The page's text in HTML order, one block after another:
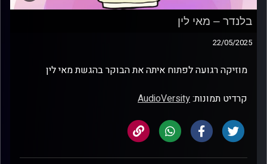
בלנדר – מאי לין
22/05/2025
מוזיקה רגועה לפתוח איתה את הבוקר בהגשת מאי לין
קרדיט תמונות:AudioVersity